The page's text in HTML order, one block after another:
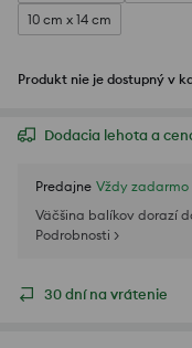
10 cm x 14 cm
Produkt nie je dostupný v
Dodacia lehota a
Predajne Vždy zadarmo
Väčšina balíkov dorazí
Podrobnosti >
30 dní na vrátenie